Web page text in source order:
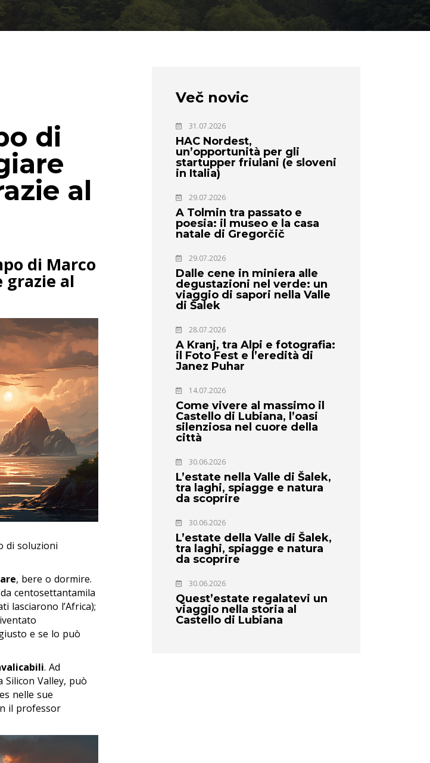
di
al
di Marco
grazie al
di soluzioni
, bere o dormire.
centosettantamila
lasciarono l’Africa);
e se lo può
. Ad
Valley, può
nelle sue
il professor
Več novic
31.07.2026
HAC Nordest,
un’opportunità per gli
startupper friulani (e sloveni
in Italia)
29.07.2026
A Tolmin tra passato e
poesia: il museo e la casa
natale di Gregorčič
29.07.2026
Dalle cene in miniera alle
degustazioni nel verde: un
viaggio di sapori nella Valle
di Šalek
28.07.2026
A Kranj, tra Alpi e fotografia:
il Foto Fest e l’eredità di
Janez Puhar
14.07.2026
Come vivere al massimo il
Castello di Lubiana, l’oasi
silenziosa nel cuore della
città
30.06.2026
L’estate nella Valle di Šalek,
tra laghi, spiagge e natura
da scoprire
30.06.2026
L’estate della Valle di Šalek,
tra laghi, spiagge e natura
da scoprire
30.06.2026
Quest’estate regalatevi un
viaggio nella storia al
Castello di Lubiana